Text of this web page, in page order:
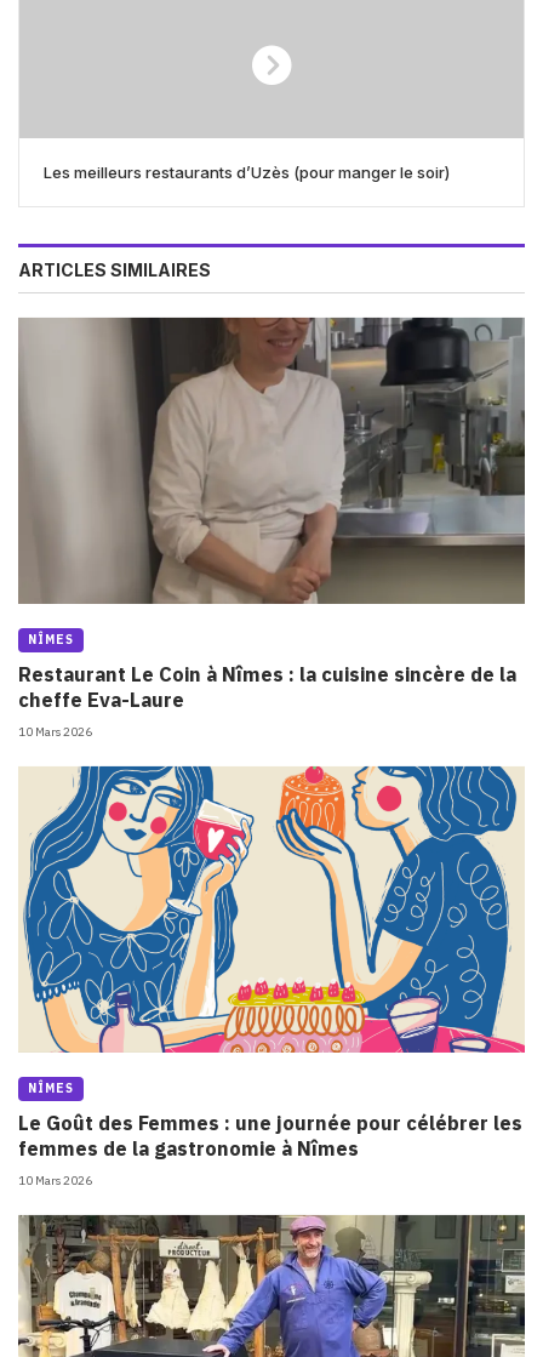
Les meilleurs restaurants d’Uzès (pour manger le soir)
ARTICLES SIMILAIRES
NÎMES
Restaurant Le Coin à Nîmes : la cuisine sincère de la
cheffe Eva-Laure
10 Mars 2026
NÎMES
Le Goût des Femmes : une journée pour célébrer les
femmes de la gastronomie à Nîmes
10 Mars 2026